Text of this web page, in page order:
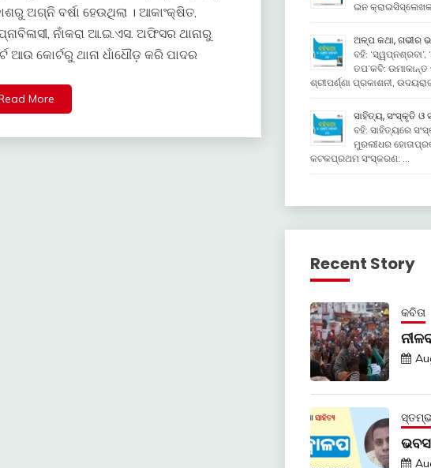
ଅଗ୍ନି ବର୍ଷା ହେଉଥିଲା । ଆକାଂକ୍ଷିତ,
ନାଁକରା ଆ.ଇ.ଏସ. ଅଫିସର ଥାନାରୁ
ଆଉ କୋର୍ଟରୁ ଥାନା ଧାଁଧୌଡ଼ କରି ପାଦର
More
ଇନ
ଅଳ୍ପ କଥା, ଗଭୀର
ବହି: ‘ସ୍ୱପ୍ନଶ୍ରବା’,
ତପ’କବି:
ଶ୍ରୀପର୍ଣ୍ଣା ପ୍ରକାଶନୀ,
ସାହିତ୍ୟ, ସଂସ୍କୃତି ଓ
ବହି: ସାହିତ୍ୟରେ
ମୁରଲୀଧର
କଟକପ୍ରଥମ ସଂସ୍କରଣ: …
Recent Story
କବିତା